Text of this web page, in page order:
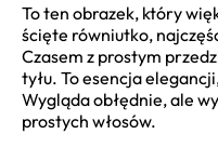
To ten obrazek, który
ścięte równiutko,
Czasem z prostym
tyłu. To esencja
Wygląda obłędnie, ale
prostych włosów.